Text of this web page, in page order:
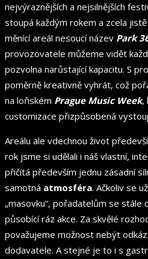
nejvýraznějších a nejsilnějších
stoupá každým rokem a zcela
měnící areál nesoucí název Park
provozovatele můžeme vidět
pozvolna narůstající kapacitu. S
poměrně kreativně vyhrát, což
na loňském Prague Music Week,
customizace přizpůsobená
Areálu ale vdechnou život
rok jsme si udělali i náš vlastní,
přičítá především jednu zásadní
samotná atmosféra. Ačkoliv se
„masovku“, pořadatelům se stále
působící ráz akce. Za skvělé
považujeme možnost nebýt
dodavatele. A stejné je to i s